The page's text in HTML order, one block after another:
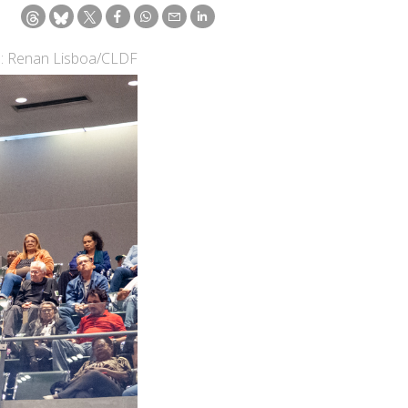
Renan Lisboa/CLDF